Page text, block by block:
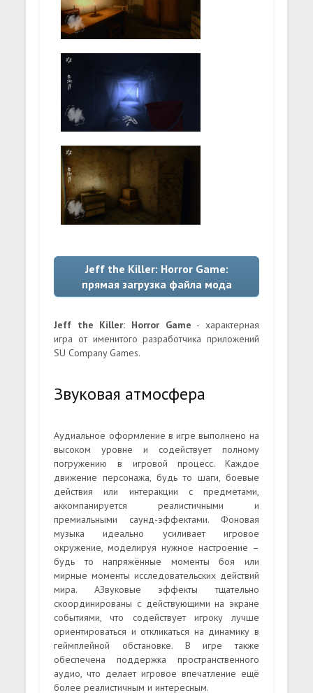
Jeff the Killer: Horror Game:
прямая загрузка файла мода
Jeff the Killer: Horror Game - характерная
игра от именитого разработчика приложений
SU Company Games.
Звуковая атмосфера
Аудиальное оформление в игре выполнено на
высоком уровне и содействует полному
погружению в игровой процесс. Каждое
движение персонажа, будь то шаги, боевые
действия или интеракции с предметами,
аккомпанируется реалистичными и
премиальными саунд-эффектами. Фоновая
музыка идеально усиливает игровое
окружение, моделируя нужное настроение –
будь то напряжённые моменты боя или
мирные моменты исследовательских действий
мира. АЗвуковые эффекты тщательно
скоординированы с действующими на экране
событиями, что содействует игроку лучше
ориентироваться и откликаться на динамику в
геймплейной обстановке. В игре также
обеспечена поддержка пространственного
аудио, что делает игровое впечатление ещё
более реалистичным и интересным.